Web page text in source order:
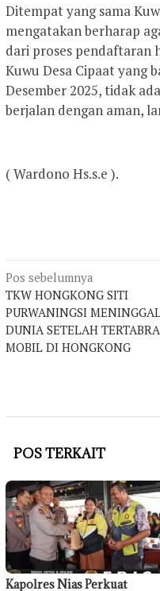
Ditempat yang sama
mengatakan berharap
dari proses pendaftaran
Kuwu Desa Cipaat yang
Desember 2025, tidak
berjalan dengan aman,
( Wardono Hs.s.e ).
Navigasi
pos
Pos sebelumnya
TKW HONGKONG SITI
PURWANINGSI
DUNIA SETELAH
MOBIL DI HONGKONG
POS TERKAIT
Kapolres Nias Perkuat